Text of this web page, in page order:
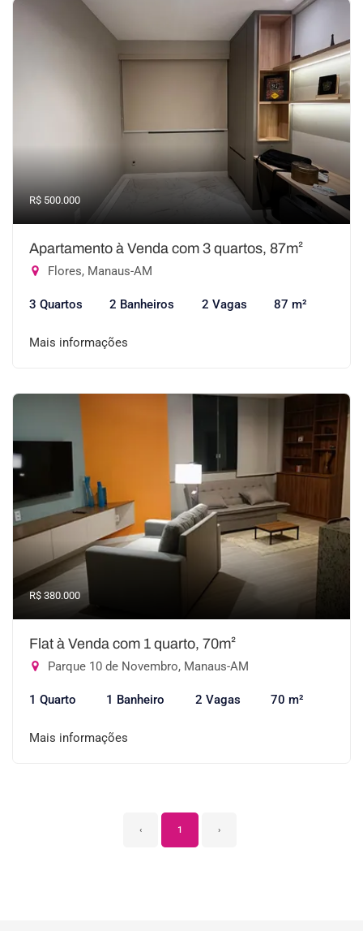
R$ 500.000
Apartamento à Venda com 3 quartos, 87m²
Flores, Manaus-AM
3 Quartos 2 Banheiros 2 Vagas 87 m²
Mais informações
R$ 380.000
Flat à Venda com 1 quarto, 70m²
Parque 10 de Novembro, Manaus-AM
1 Quarto 1 Banheiro 2 Vagas 70 m²
Mais informações
‹ 1 ›